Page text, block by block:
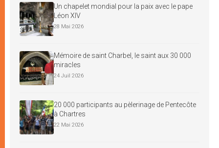
Un chapelet mondial pour la paix avec le pape
Léon XIV
28 Mai 2026
Mémoire de saint Charbel, le saint aux 30 000
miracles
24 Juil 2026
20 000 participants au pèlerinage de Pentecôte
à Chartres
22 Mai 2026